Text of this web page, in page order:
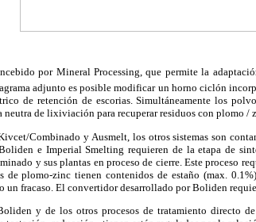
por Mineral Processing, que permite la
adjunto es posible modificar un horno ciclón
de retención de escorias. Simultáneamente los
neutra de lixiviación para recuperar residuos con plomo
Combinado y Ausmelt, los otros sistemas son
e Imperial Smelting requieren de la etapa de
y sus plantas en proceso de cierre. Este proceso
de plomo-zinc tienen contenidos de estaño (max.
un fracaso. El convertidor desarrollado por Boliden
y de los otros procesos de tratamiento directo